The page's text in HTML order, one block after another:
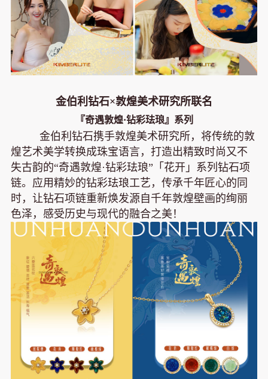
金伯利钻石×敦煌美术研究所联名
『奇遇敦煌·钻彩珐琅』系列
金伯利钻石携手敦煌美术研究所，将传统的敦
煌艺术美学转换成珠宝语言，打造出精致时尚又不
失古韵的“奇遇敦煌·钻彩珐琅”「花开」系列钻石项
链。应用精妙的钻彩珐琅工艺，传承千年匠心的同
时，让钻石项链重新焕发源自千年敦煌壁画的绚丽
色泽，感受历史与现代的融合之美！